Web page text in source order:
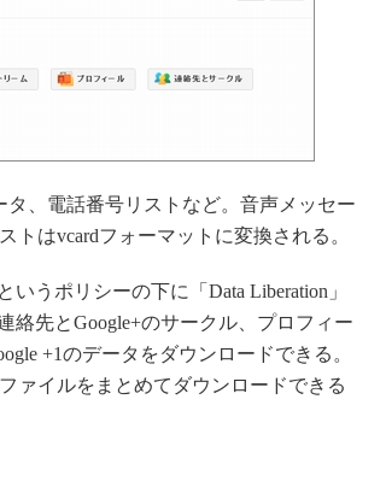
、電話番号リストなど。音声メッセー
トはvcardフォーマットに変換される。
うポリシーの下に「Data Liberation」
絡先とGoogle+のサークル、プロフィー
+1のデータをダウンロードできる。
ァイルをまとめてダウンロードできる